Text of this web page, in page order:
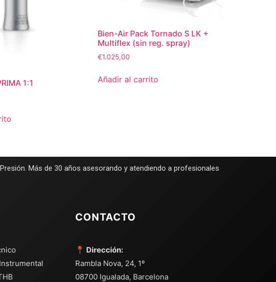
1:1
Bien-Air Pack Tornado S LK +
Multiflex (sin reg. spray)
€1.025,00
Añadir al carrito
Más de 30 años asesorando y atendiendo a profesionales
CONTACTO
📍 Dirección:
Rambla Nova, 24, 1º
08700 Igualada, Barcelona